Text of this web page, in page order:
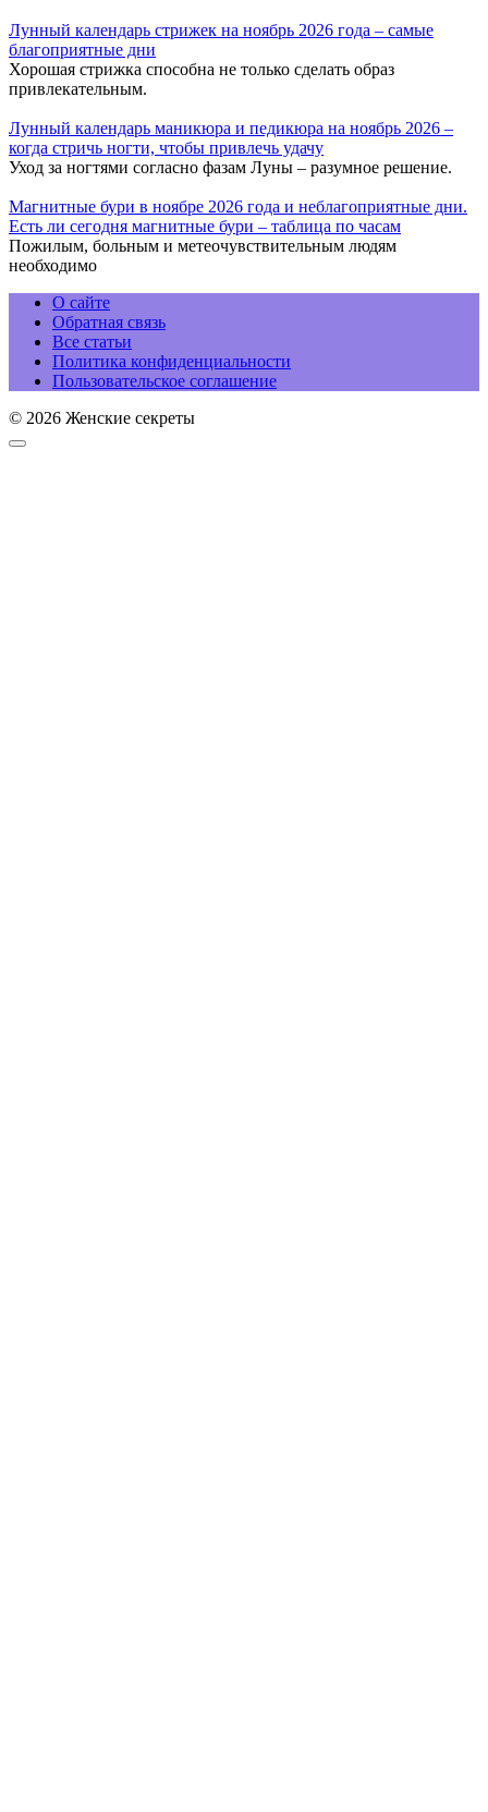
Лунный календарь стрижек на ноябрь 2026 года – самые
благоприятные дни
Хорошая стрижка способна не только сделать образ
привлекательным.
Лунный календарь маникюра и педикюра на ноябрь 2026 –
когда стричь ногти, чтобы привлечь удачу
Уход за ногтями согласно фазам Луны – разумное решение.
Магнитные бури в ноябре 2026 года и неблагоприятные дни.
Есть ли сегодня магнитные бури – таблица по часам
Пожилым, больным и метеочувствительным людям
необходимо
О сайте
Обратная связь
Все статьи
Политика конфиденциальности
Пользовательское соглашение
© 2026 Женские секреты